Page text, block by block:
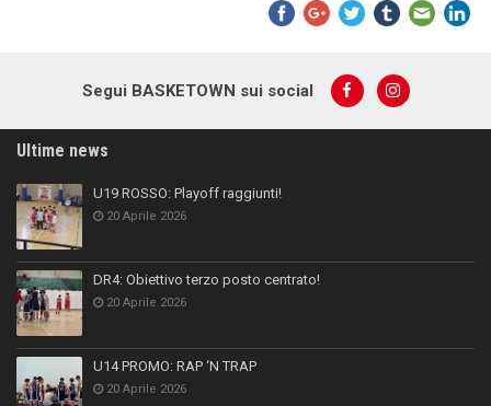
Segui BASKETOWN sui social
Ultime news
U19 ROSSO: Playoff raggiunti!
20 Aprile 2026
DR4: Obiettivo terzo posto centrato!
20 Aprile 2026
U14 PROMO: RAP ‘N TRAP
20 Aprile 2026